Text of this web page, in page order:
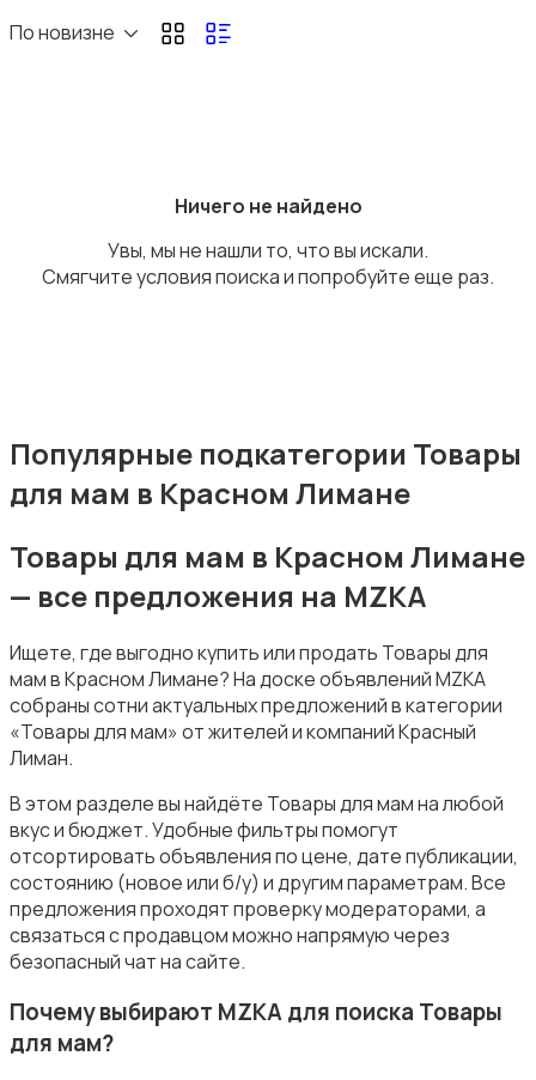
Купание
Обустройство детской
Подгузники и горшки
Товары для мам
По новизне
Ничего не найдено
Увы, мы не нашли то, что вы искали.
Смягчите условия поиска и попробуйте еще раз.
Популярные подкатегории Товары
для мам в Красном Лимане
Товары для мам в Красном Лимане
— все предложения на MZKA
Ищете, где выгодно купить или продать Товары для
мам в Красном Лимане? На доске объявлений MZKA
собраны сотни актуальных предложений в категории
«Товары для мам» от жителей и компаний Красный
Лиман.
В этом разделе вы найдёте Товары для мам на любой
вкус и бюджет. Удобные фильтры помогут
отсортировать объявления по цене, дате публикации,
состоянию (новое или б/у) и другим параметрам. Все
предложения проходят проверку модераторами, а
связаться с продавцом можно напрямую через
безопасный чат на сайте.
Почему выбирают MZKA для поиска Товары
для мам?